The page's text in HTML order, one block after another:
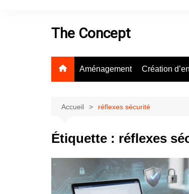
The Concept
Aménagement Création
Accueil réflexes sécurité
Étiquette : réflexes